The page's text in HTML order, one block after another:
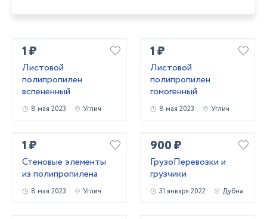
1 ₽
Листовой
полипропилен
вспененный
8 мая 2023 Углич
1 ₽
Листовой
полипропилен
гомогенный
8 мая 2023 Углич
1 ₽
Стеновые элементы
из полипропилена
8 мая 2023 Углич
900 ₽
ГрузоПеревозки и
грузчики
31 января 2022 Дубна